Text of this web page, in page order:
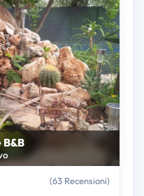
B&B
(63 Recensioni)